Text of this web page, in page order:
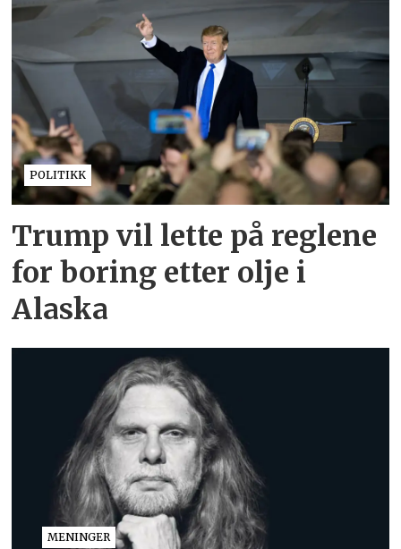
POLITIKK
Trump vil lette på reglene
for boring etter olje i
Alaska
MENINGER